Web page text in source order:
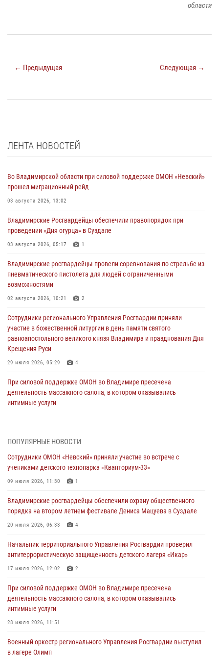
области
← Предыдущая Следующая →
ЛЕНТА НОВОСТЕЙ
Во Владимирской области при силовой поддержке ОМОН «Невский»
прошел миграционный рейд
03 августа 2026, 13:02
Владимирские Росгвардейцы обеспечили правопорядок при
проведении «Дня огурца» в Суздале
03 августа 2026, 05:17 1
Владимирские росгвардейцы провели соревнования по стрельбе из
пневматического пистолета для людей с ограниченными
возможностями
02 августа 2026, 10:21 2
Сотрудники регионального Управления Росгвардии приняли
участие в божественной литургии в день памяти святого
равноапостольного великого князя Владимира и празднования Дня
Крещения Руси
29 июля 2026, 05:29 4
При силовой поддержке ОМОН во Владимире пресечена
деятельность массажного салона, в котором оказывались
интимные услуги
смену в детском лагере «Икар»
27 июля 2026, 16:43 2
Владимирские росгвардейцы обеспечили охрану общественного
20 июля 2026, 06:33 4
Военнослужащий военного оркестра регионального Управления
105-летию Центрального округа
19 июля 2026, 11:17 7
антитеррористическую защищенность детского лагеря «Икар»
17 июля 2026, 12:02 2
Военный оркестр регионального Управления Росгвардии выступил
15 июля 2026, 12:35 2
ПОПУЛЯРНЫЕ НОВОСТИ
Сотрудники ОМОН «Невский» приняли участие во встрече с
учениками детского технопарка «Кванториум-33»
09 июля 2026, 11:30 1
Владимирские росгвардейцы обеспечили охрану общественного
порядка на втором летнем фестивале Дениса Мацуева в Суздале
20 июля 2026, 06:33 4
Начальник территориального Управления Росгвардии проверил
антитеррористическую защищенность детского лагеря «Икар»
17 июля 2026, 12:02 2
При силовой поддержке ОМОН во Владимире пресечена
деятельность массажного салона, в котором оказывались
интимные услуги
28 июля 2026, 11:51
Военный оркестр регионального Управления Росгвардии выступил
в лагере Олимп